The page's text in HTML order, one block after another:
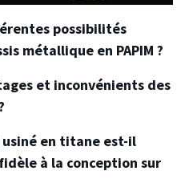
possibilités
métallique en PAPIM ?
et inconvénients des
usiné en titane est-il
à la conception sur